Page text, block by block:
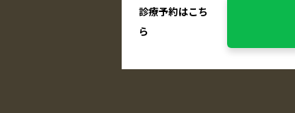
診療予約はこち
ら